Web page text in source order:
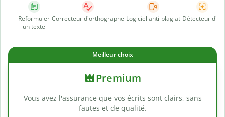
Reformuler
un texte
Correcteur d'orthographe Logiciel anti-plagiat Détecteur d'IA
Meilleur choix
Premium
Vous avez l'assurance que vos écrits sont clairs, sans
fautes et de qualité.